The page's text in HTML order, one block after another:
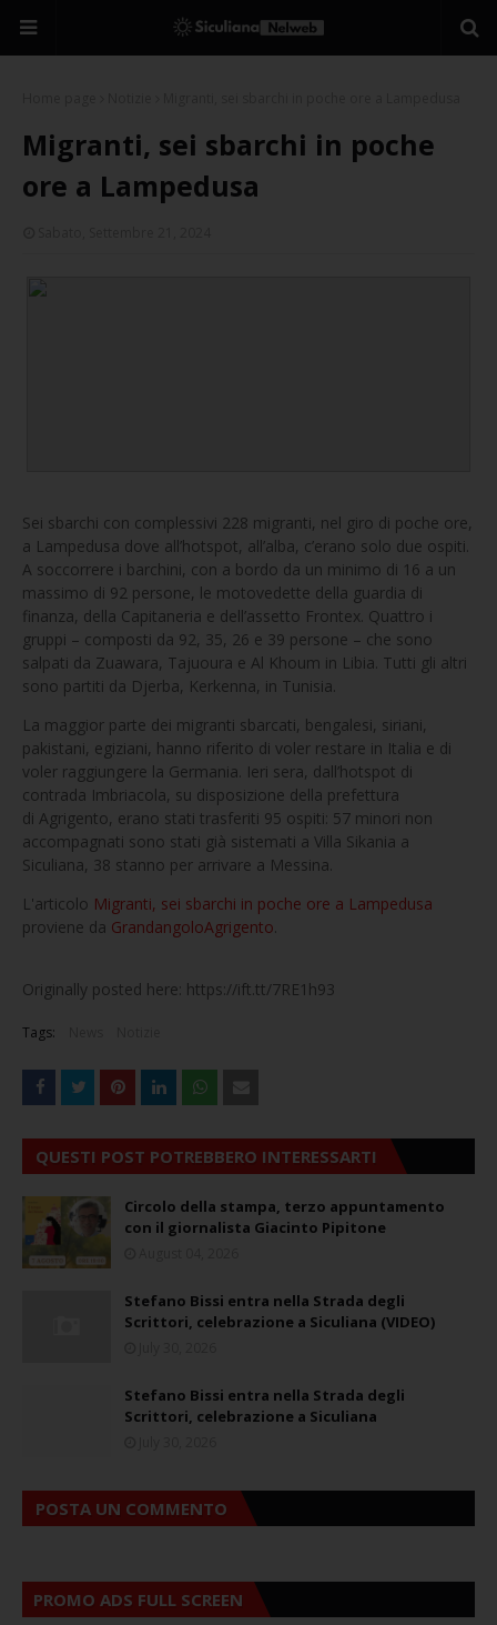
Migranti, sei sbarchi in poche
ore a Lampedusa
Sei sbarchi con complessivi 228 migranti, nel giro di poche ore,
a Lampedusa dove all’hotspot, all’alba, c’erano solo due ospiti.
A soccorrere i barchini, con a bordo da un minimo di 16 a un
massimo di 92 persone, le motovedette della guardia di
finanza, della Capitaneria e dell’assetto Frontex. Quattro i
gruppi – composti da 92, 35, 26 e 39 persone – che sono
salpati da Zuawara, Tajuoura e Al Khoum in Libia. Tutti gli altri
sono partiti da Djerba, Kerkenna, in Tunisia.
La maggior parte dei migranti sbarcati, bengalesi, siriani,
pakistani, egiziani, hanno riferito di voler restare in Italia e di
voler raggiungere la Germania. Ieri sera, dall’hotspot di
contrada Imbriacola, su disposizione della prefettura
di Agrigento, erano stati trasferiti 95 ospiti: 57 minori non
accompagnati sono stati già sistemati a Villa Sikania a
Siculiana, 38 stanno per arrivare a Messina.
L'articolo Migranti, sei sbarchi in poche ore a Lampedusa
proviene da GrandangoloAgrigento.
Originally posted here: https://ift.tt/7RE1h93
Tags:
QUESTI POST POTREBBERO INTERESSARTI
Circolo della stampa, terzo appuntamento
con il giornalista Giacinto Pipitone
Stefano Bissi entra nella Strada degli
Scrittori, celebrazione a Siculiana (VIDEO)
Stefano Bissi entra nella Strada degli
Scrittori, celebrazione a Siculiana
POSTA UN COMMENTO
PROMO ADS FULL SCREEN